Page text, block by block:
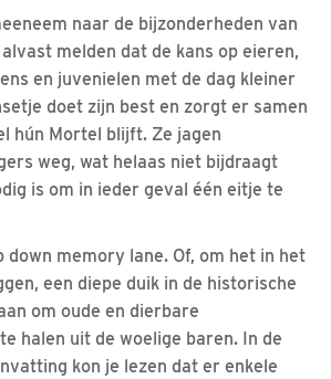
naar de bijzonderheden van
melden dat de kans op eieren,
en juvenielen met de dag kleiner
doet zijn best en zorgt er samen
hún Mortel blijft. Ze jagen
weg, wat helaas niet bijdraagt
is om in ieder geval één eitje te
down memory lane. Of, om het in het
een diepe duik in de historische
om oude en dierbare
halen uit de woelige baren. In de
kon je lezen dat er enkele